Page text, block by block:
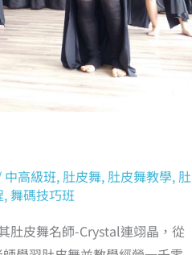
中高級班, 肚皮舞, 肚皮舞教學, 肚
,舞碼技巧班
肚皮舞名師-Crystal連翊晶，從